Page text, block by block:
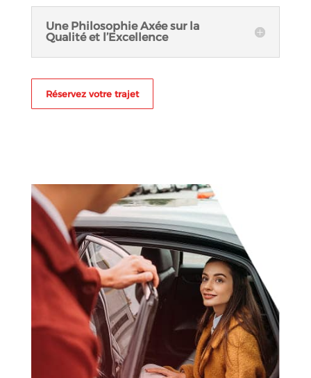
Une Philosophie Axée sur la
Qualité et l’Excellence
Réservez votre trajet